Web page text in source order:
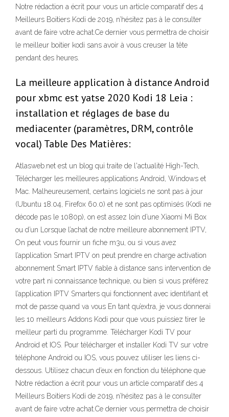
Notre rédaction a écrit pour vous un article comparatif des 4
Meilleurs Boitiers Kodi de 2019, n’hésitez pas à le consulter
avant de faire votre achat.Ce dernier vous permettra de choisir
le meilleur boitier kodi sans avoir à vous creuser la tête
pendant des heures.
La meilleure application à distance Android
pour xbmc est yatse 2020 Kodi 18 Leia :
installation et réglages de base du
mediacenter (paramètres, DRM, contrôle
vocal) Table Des Matières:
Atlasweb.net est un blog qui traite de l'actualité High-Tech,
Télécharger les meilleures applications Android, Windows et
Mac. Malheureusement, certains logiciels ne sont pas à jour
(Ubuntu 18.04, Firefox 60.0) et ne sont pas optimisés (Kodi ne
décode pas le 1080p), on est assez loin d’une Xiaomi Mi Box
ou d’un Lorsque l’achat de notre meilleure abonnement IPTV,
On peut vous fournir un fiche m3u, ou si vous avez
l’application Smart IPTV on peut prendre en charge activation
abonnement Smart IPTV fiable à distance sans intervention de
votre part ni connaissance technique, ou bien si vous préférez
l’application IPTV Smarters qui fonctionnent avec identifiant et
mot de passe quand va vous En tant qu’extra, je vous donnerai
les 10 meilleurs Addons Kodi pour que vous puissiez tirer le
meilleur parti du programme. Télécharger Kodi TV pour
Android et IOS. Pour télécharger et installer Kodi TV sur votre
téléphone Android ou IOS, vous pouvez utiliser les liens ci-
dessous. Utilisez chacun d’eux en fonction du téléphone que
Notre rédaction a écrit pour vous un article comparatif des 4
Meilleurs Boitiers Kodi de 2019, n’hésitez pas à le consulter
avant de faire votre achat.Ce dernier vous permettra de choisir